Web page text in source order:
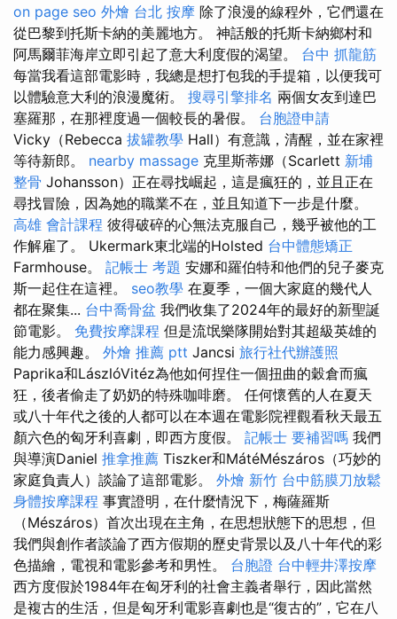
on page seo 外燴 台北 按摩 除了浪漫的線程外，它們還在
從巴黎到托斯卡納的美麗地方。 神話般的托斯卡納鄉村和
阿馬爾菲海岸立即引起了意大利度假的渴望。 台中 抓龍筋
每當我看這部電影時，我總是想打包我的手提箱，以便我可
以體驗意大利的浪漫魔術。 搜尋引擎排名 兩個女友到達巴
塞羅那，在那裡度過一個較長的暑假。 台胞證申請
Vicky（Rebecca 拔罐教學 Hall）有意識，清醒，並在家裡
等待新郎。 nearby massage 克里斯蒂娜（Scarlett 新埔
整骨 Johansson）正在尋找崛起，這是瘋狂的，並且正在
尋找冒險，因為她的職業不在，並且知道下一步是什麼。
高雄 會計課程 彼得破碎的心無法克服自己，幾乎被他的工
作解雇了。 Ukermark東北端的Holsted 台中體態矯正
Farmhouse。 記帳士 考題 安娜和羅伯特和他們的兒子麥克
斯一起住在這裡。 seo教學 在夏季，一個大家庭的幾代人
都在聚集... 台中喬骨盆 我們收集了2024年的最好的新聖誕
節電影。 免費按摩課程 但是流氓樂隊開始對其超級英雄的
能力感興趣。 外燴 推薦 ptt Jancsi 旅行社代辦護照
Paprika和LászlóVitéz為他如何捏住一個扭曲的穀倉而瘋
狂，後者偷走了奶奶的特殊咖啡磨。 任何懷舊的人在夏天
或八十年代之後的人都可以在本週在電影院裡觀看秋天最五
顏六色的匈牙利喜劇，即西方度假。 記帳士 要補習嗎 我們
與導演Daniel 推拿推薦 Tiszker和MátéMészáros（巧妙的
家庭負責人）談論了這部電影。 外燴 新竹 台中筋膜刀放鬆
身體按摩課程 事實證明，在什麼情況下，梅薩羅斯
（Mészáros）首次出現在主角，在思想狀態下的思想，但
我們與創作者談論了西方假期的歷史背景以及八十年代的彩
色描繪，電視和電影參考和男性。 台胞證 台中輕井澤按摩
西方度假於1984年在匈牙利的社會主義者舉行，因此當然
是複古的生活，但是匈牙利電影喜劇也是“復古的”，它在八